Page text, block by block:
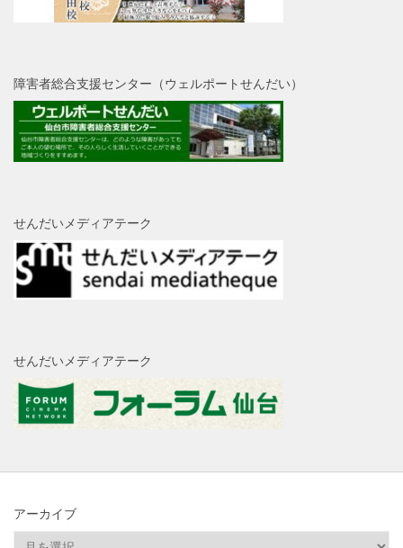
障害者総合支援センター（ウェルポートせんだい）
せんだいメディアテーク
せんだいメディアテーク
アーカイブ